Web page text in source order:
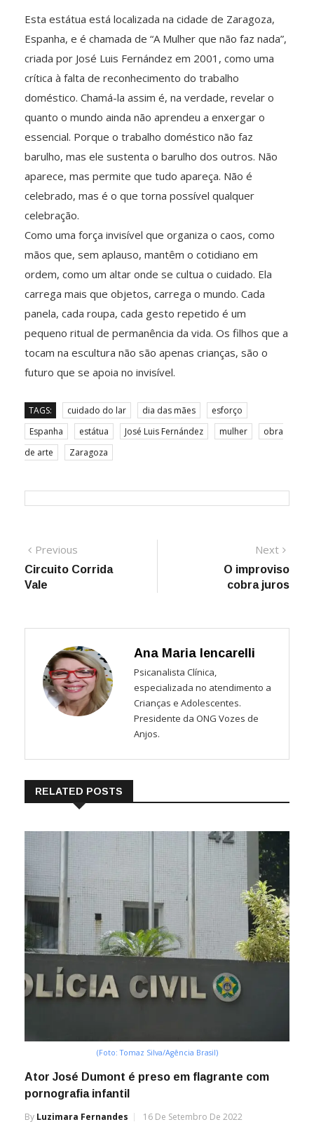
Esta estátua está localizada na cidade de Zaragoza,
Espanha, e é chamada de “A Mulher que não faz nada”,
criada por José Luis Fernández em 2001, como uma
crítica à falta de reconhecimento do trabalho
doméstico. Chamá-la assim é, na verdade, revelar o
quanto o mundo ainda não aprendeu a enxergar o
essencial. Porque o trabalho doméstico não faz
barulho, mas ele sustenta o barulho dos outros. Não
aparece, mas permite que tudo apareça. Não é
celebrado, mas é o que torna possível qualquer
celebração.
Como uma força invisível que organiza o caos, como
mãos que, sem aplauso, mantêm o cotidiano em
ordem, como um altar onde se cultua o cuidado. Ela
carrega mais que objetos, carrega o mundo. Cada
panela, cada roupa, cada gesto repetido é um
pequeno ritual de permanência da vida. Os filhos que a
tocam na escultura não são apenas crianças, são o
futuro que se apoia no invisível.
TAGS: cuidado do lar dia das mães
esforço
Espanha
estátua José Luis Fernández mulher
obra
de arte
Zaragoza
Navegação
de
Previous
post:
Circuito Corrida
Vale
Next
post:
O improviso
cobra juros
Ana Maria Iencarelli
Psicanalista Clínica,
especializada no atendimento a
Crianças e Adolescentes.
Presidente da ONG Vozes de
Anjos.
RELATED POSTS
(Foto: Tomaz Silva/Agência Brasil)
Ator José Dumont é preso em flagrante com
pornografia infantil
By Luzimara Fernandes 16 De Setembro De 2022